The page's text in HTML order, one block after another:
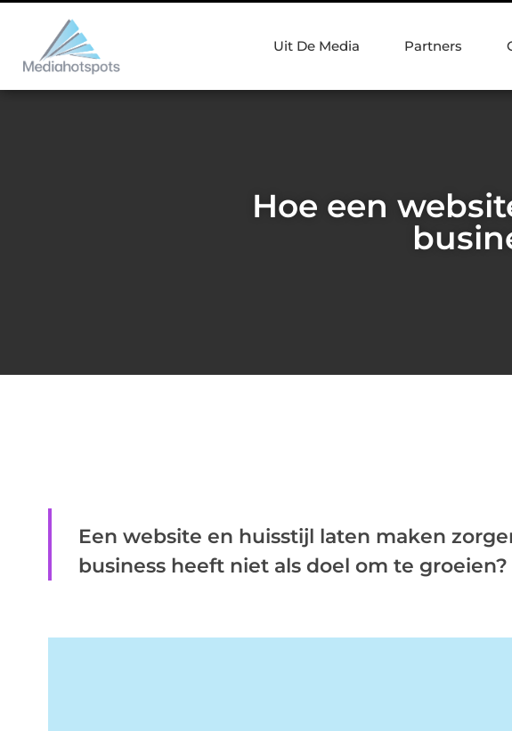
Uit De Media Partners
Hoe een
Een website en huisstijl laten maken
business heeft niet als doel om te groeien?